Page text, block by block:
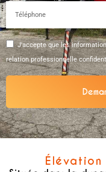
J'accepte que les
relation professionnelle
Alternative: